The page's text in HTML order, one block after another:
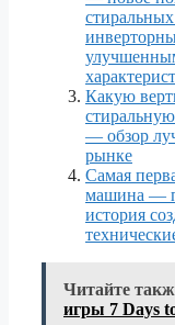
Какую
— обзор
рынке
Самая
машина —
история
Читайте
игры 7 Days